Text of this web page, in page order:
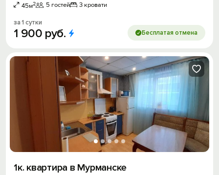
45м2 5 гостей 3 кровати
за 1 сутки
1 900 руб. Бесплатая отмена
1к. квартира в Мурманске